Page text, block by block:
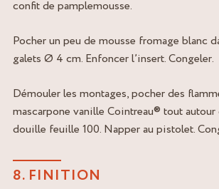
confit de pamplemousse.
Pocher un peu de mousse fromage blanc
galets Ø 4 cm. Enfoncer l’insert. Congeler.
Démouler les montages, pocher des
mascarpone vanille Cointreau® tout autour
douille feuille 100. Napper au pistolet.
8. FINITION